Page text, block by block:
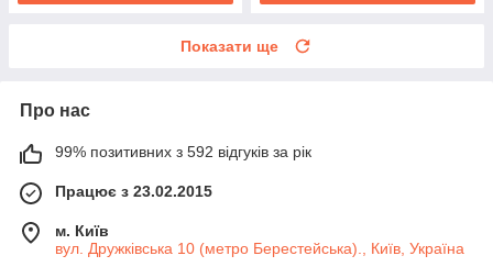
Показати ще
Про нас
99% позитивних з 592 відгуків за рік
Працює з 23.02.2015
м. Київ
вул. Дружківська 10 (метро Берестейська)., Київ, Україна